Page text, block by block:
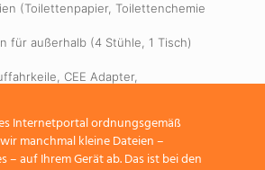
(Toilettenpapier, Toilettenchemie
für außerhalb (4 Stühle, 1 Tisch)
CEE Adapter,
Internetportal ordnungsgemäß
manchmal kleine Dateien –
– auf Ihrem Gerät ab. Das ist bei den